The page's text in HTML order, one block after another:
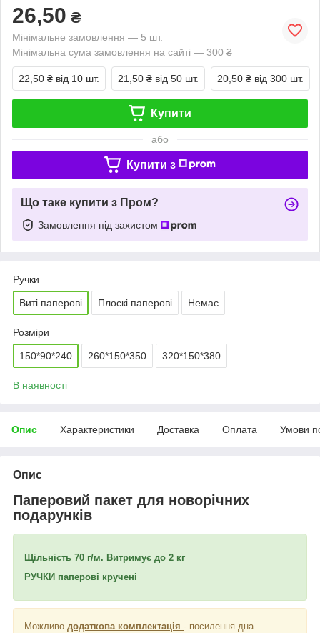
26,50 ₴
Мінімальне замовлення — 5 шт.
Мінімальна сума замовлення на сайті — 300 ₴
22,50 ₴ від 10 шт. 21,50 ₴ від 50 шт. 20,50 ₴ від 300 шт.
Купити
або
Купити з
Що таке купити з Пром?
Замовлення під захистом
Ручки
Виті паперові Плоскі паперові Немає
Розміри
150*90*240 260*150*350 320*150*380
В наявності
Опис Характеристики Доставка Оплата Умови
Опис
Паперовий пакет для новорічних
подарунків
Щільність 70 г/м. Витримує до 2 кг
РУЧКИ паперові кручені
Можливо додаткова комплектація - посилення дна